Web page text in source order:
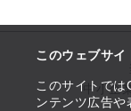
このウェブサ
このサイトで
ンテンツ広告
中小企